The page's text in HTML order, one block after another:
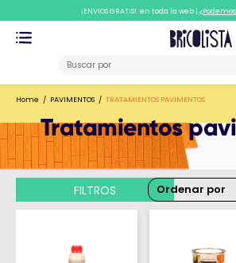
Home PAVIMENTOS TRATAMIENTOS PAVIMENTOS
Tratamientos
FILTROS
¡ENVIOS GRATIS! en toda la web |